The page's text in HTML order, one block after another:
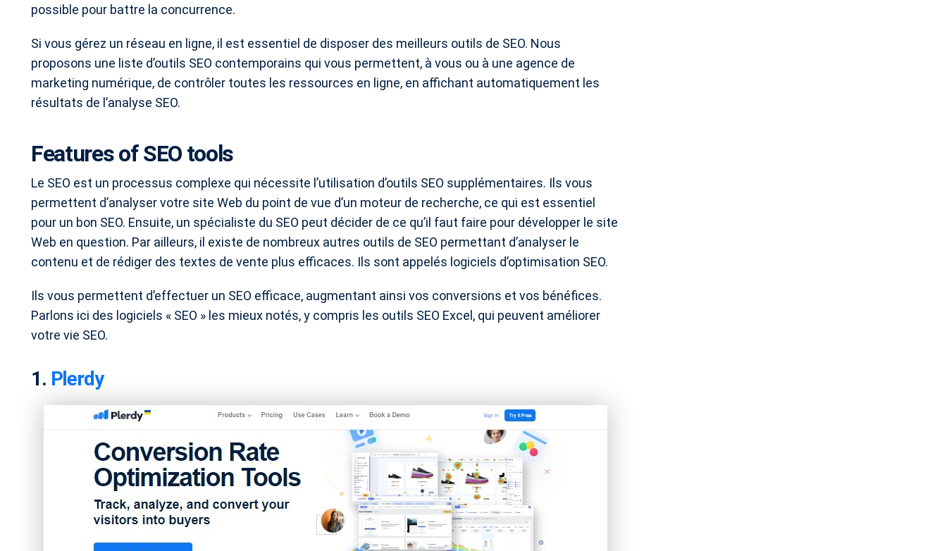
possible pour battre la concurrence.
Si vous gérez un réseau en ligne, il est essentiel de disposer des meilleurs outils de SEO. Nous
proposons une liste d’outils SEO contemporains qui vous permettent, à vous ou à une agence de
marketing numérique, de contrôler toutes les ressources en ligne, en affichant automatiquement les
résultats de l’analyse SEO.
Features of SEO tools
Le SEO est un processus complexe qui nécessite l’utilisation d’outils SEO supplémentaires. Ils vous
permettent d’analyser votre site Web du point de vue d’un moteur de recherche, ce qui est essentiel
pour un bon SEO. Ensuite, un spécialiste du SEO peut décider de ce qu’il faut faire pour développer le site
Web en question. Par ailleurs, il existe de nombreux autres outils de SEO permettant d’analyser le
contenu et de rédiger des textes de vente plus efficaces. Ils sont appelés logiciels d’optimisation SEO.
Ils vous permettent d’effectuer un SEO efficace, augmentant ainsi vos conversions et vos bénéfices.
Parlons ici des logiciels « SEO » les mieux notés, y compris les outils SEO Excel, qui peuvent améliorer
votre vie SEO.
1. Plerdy